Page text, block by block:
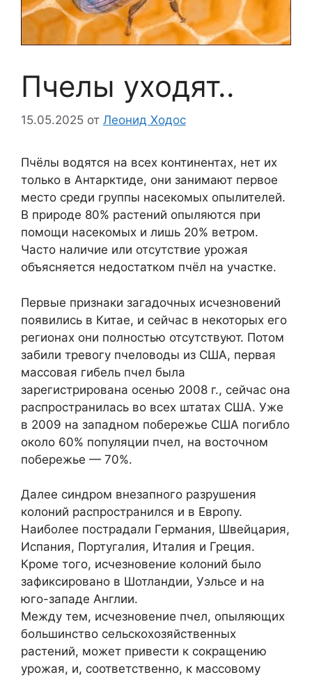
Пчелы уходят..
15.05.2025 от Леонид Ходос
Пчёлы водятся на всех континентах, нет их
только в Антарктиде, они занимают первое
место среди группы насекомых опылителей.
В природе 80% растений опыляются при
помощи насекомых и лишь 20% ветром.
Часто наличие или отсутствие урожая
объясняется недостатком пчёл на участке.
Первые признаки загадочных исчезновений
появились в Китае, и сейчас в некоторых его
регионах они полностью отсутствуют. Потом
забили тревогу пчеловоды из США, первая
массовая гибель пчел была
зарегистрирована осенью 2008 г., сейчас она
распространилась во всех штатах США. Уже
в 2009 на западном побережье США погибло
около 60% популяции пчел, на восточном
побережье — 70%.
Далее синдром внезапного разрушения
колоний распространился и в Европу.
Наиболее пострадали Германия, Швейцария,
Испания, Португалия, Италия и Греция.
Кроме того, исчезновение колоний было
зафиксировано в Шотландии, Уэльсе и на
юго-западе Англии.
Между тем, исчезновение пчел, опыляющих
большинство сельскохозяйственных
растений, может привести к сокращению
урожая, и, соответственно, к массовому